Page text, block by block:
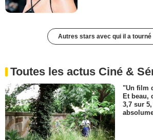
Autres stars avec qui il a tourné
Toutes les actus Ciné &
"Un film
Et beau,
3,7 sur